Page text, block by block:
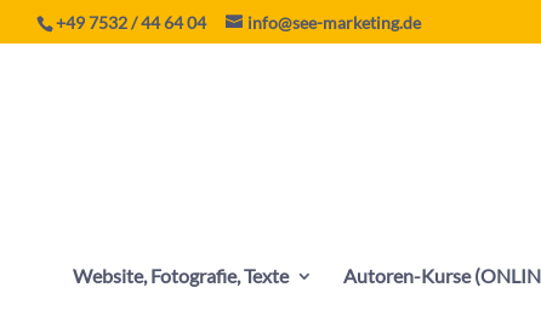
+49 7532 / 44 64 04 info@see-marketing.de
Website, Fotografie, Texte Autoren-Kurse